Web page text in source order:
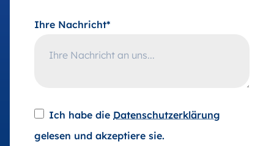
Ihre Nachricht*
Ich habe die Datenschutzerklärung
gelesen und akzeptiere sie.